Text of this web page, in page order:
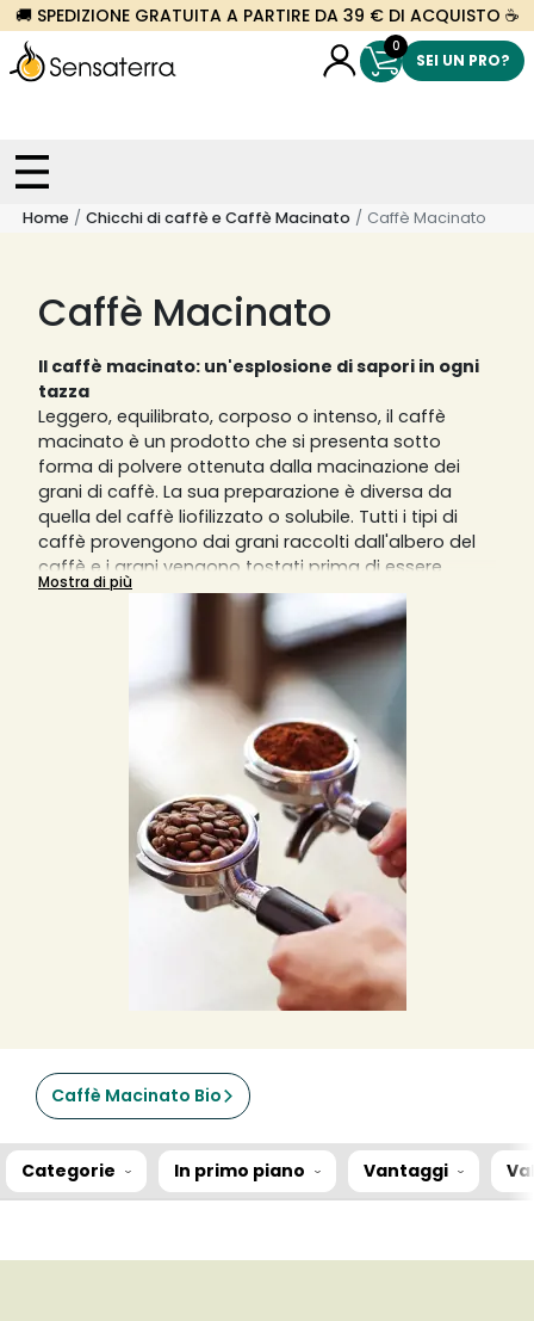
🚚 SPEDIZIONE GRATUITA A PARTIRE DA 39 € DI ACQUISTO ☕
0
SEI UN PRO?
Home Chicchi di caffè e Caffè Macinato Caffè Macinato
Caffè Macinato
Il caffè macinato: un'esplosione di sapori in ogni
tazza
Leggero, equilibrato, corposo o intenso, il caffè
macinato è un prodotto che si presenta sotto
forma di polvere ottenuta dalla macinazione dei
grani di caffè. La sua preparazione è diversa da
quella del caffè liofilizzato o solubile. Tutti i tipi di
caffè provengono dai grani raccolti dall'albero del
caffè e i grani vengono tostati prima di essere
macinati in particelle sottili per estrarre il massimo
dell'aroma. È possibile trovare diversi tipi di caffè
macinato, come biologico o aromatizzato, e ogni
tipologia di tazza o caffè che si rispetti richiede una
diversa macinatura del caffè.
Una macinatura grossa darà un risultato in tazza
diluito, mentre una macinatura fine darà un risultato
sovraccarico di aromi. La macchina da caffè
manuale richiede una macinatura molto fine,
mentre la macchina da caffè italiana
sovradeonominata Moka richiede una macinatura
più grossolana e meno fine. Le macchine da caffè a
filtro invece richiedono una macinatura medio-fine
e le macchine da caffè a pistone o slow coffee
richiedono invece una macinatura piuttosto grossa.
Solitamente, per una tazzina di caffè, si usano 7
grammi di caffè macinato o in grani, ma si può
variare la quantità in base ai propri gusti.
Mostra di più
Caffè Macinato Bio
Categorie In primo piano Vantaggi